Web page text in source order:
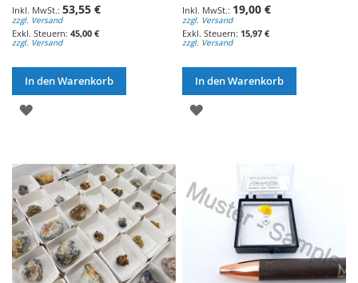
53,55 €
zzgl. Versand
45,00 €
zzgl. Versand
In den Warenkorb
ZUR
HINZUFÜGEN
19,00 €
zzgl. Versand
15,97 €
zzgl. Versand
In den Warenkorb
ZUR